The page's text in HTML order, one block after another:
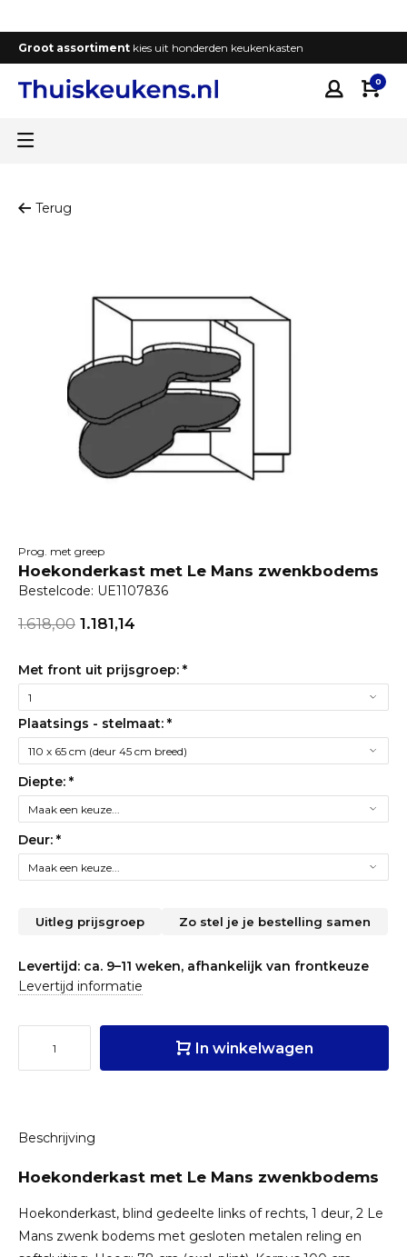
Groot assortiment kies uit honderden keukenkasten
0
Terug
Prog. met greep
Hoekonderkast met Le Mans zwenkbodems
Bestelcode: UE1107836
1.618,00 1.181,14
Met front uit prijsgroep: *
Plaatsings - stelmaat: *
Diepte: *
Deur: *
Uitleg prijsgroep Zo stel je je bestelling samen
Levertijd: ca. 9–11 weken, afhankelijk van frontkeuze
Levertijd informatie
In winkelwagen
Beschrijving
Hoekonderkast met Le Mans zwenkbodems
Hoekonderkast, blind gedeelte links of rechts, 1 deur, 2 Le
Mans zwenk bodems met gesloten metalen reling en